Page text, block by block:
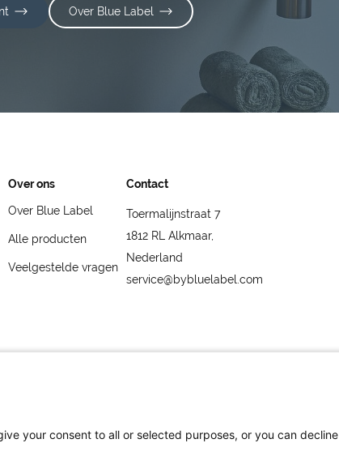
Over Blue Label
Over ons
Over Blue Label
Alle producten
Veelgestelde vragen
Contact
Toermalijnstraat 7
1812 RL Alkmaar,
Nederland
service@bybluelabel.com
your consent to all or selected purposes, or you can decline